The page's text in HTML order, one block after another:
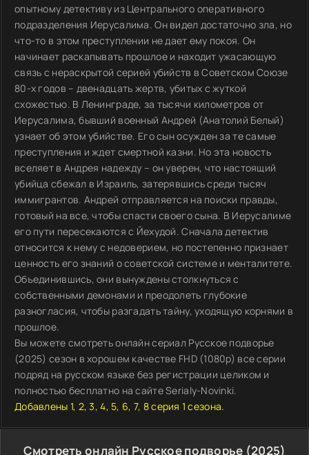
опытному детективу из Центрального оперативного
подразделения Иерусалима. Он видел достаточно зла, но
что-то в этом преступлении не дает ему покоя. Он
начинает раскапывать прошлое и находит ужасающую
связь с нераскрытой серией убийств в Советском Союзе
80-х годов – двенадцать жертв, убитых с жуткой
схожестью. В Ленинграде, за тысячи километров от
Иерусалима, бывший военный Андрей (Анатолий Белый)
узнает об этом убийстве. Его сын осужден за те самые
преступления и ждет смертной казни. Но эта новость
вселяет в Андрея надежду – он уверен, что настоящий
убийца сбежал в Израиль, затерявшись среди тысяч
иммигрантов. Андрей отправляется на поиски правды,
готовый на все, чтобы спасти своего сына. В Иерусалиме
его пути пересекаются с Йехудой. Сначала детектив
относится к нему с недоверием, но постепенно признает
ценность его знаний о советской системе и менталитете.
Объединившись, они вынуждены столкнуться с
собственными демонами и преодолеть глубокие
разногласия, чтобы разгадать тайну, уходящую корнями в
прошлое.
Вы можете смотреть онлайн сериал Русское подворье
(2025) сезон в хорошем качестве FHD (1080p) все серии
подряд на русском языке без регистрации целиком и
полностью бесплатно на сайте Serialy-Novinki.
Добавлены 1, 2, 3, 4, 5, 6, 7, 8 серия 1 сезона.
Смотреть онлайн Русское подворье (2025)